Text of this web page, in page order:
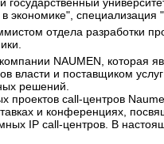
экономике",
отдела разработки
NAUMEN, которая
власти и поставщиком
решений.
проектов call-центров
и конференциях,
IP call-центров. В